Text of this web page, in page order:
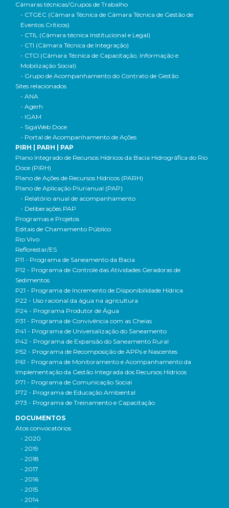
Câmaras técnicas/Grupos de Trabalho
- CTGEC (Câmara Técnica de Câmara Técnica de Gestão de
Eventos Críticos)
- CTIL (Câmara técnica Institucional e Legal)
- CTI (Câmara Técnica de Integração)
- CTCI (Câmara Técnica de Capacitação, Informação e
Mobilização Social)
- Grupo de Acompanhamento do Contrato de Gestão
Sites relacionados
- ANA
- Agerh
- IGAM
- SigaWeb Doce
- Portal de Acompanhamento de Ações
PIRH | PARH | PAP
Plano Integrado de Recursos Hídricos da Bacia Hidrográfica do Rio
Doce (PIRH)
Plano de Ações de Recursos Hídricos (PARH)
Plano de Aplicação Plurianual (PAP)
- Relatório anual de acompanhamento
- Deliberações PAP
Programas e Projetos
Editais de Chamamento Público
Rio Vivo
Reflorestar/ES
P11 - Programa de Saneamento da Bacia
P12 - Programa de Controle das Atividades Geradoras de
Sedimentos
P21 - Programa de Incremento de Disponibilidade Hídrica
P22 - Uso racional da água na agricultura
P24 - Programa Produtor de Água
P31 - Programa de Convivência com as Cheias
P41 - Programa de Universalização do Saneamento
P42 - Programa de Expansão do Saneamento Rural
P52 - Programa de Recomposição de APPs e Nascentes
P61 - Programa de Monitoramento e Acompanhamento da
Implementação da Gestão Integrada dos Recursos Hídricos
P71 - Programa de Comunicação Social
P72 - Programa de Educação Ambiental
P73 - Programa de Treinamento e Capacitação
DOCUMENTOS
Atos convocatórios
- 2020
- 2019
- 2018
- 2017
- 2016
- 2015
- 2014